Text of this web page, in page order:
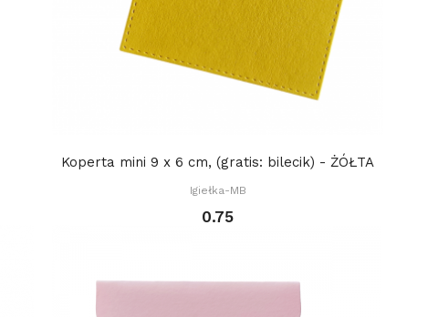
Koperta mini 9 x 6 cm, (gratis: bilecik) - ŻÓŁTA
Igiełka-MB
0.75